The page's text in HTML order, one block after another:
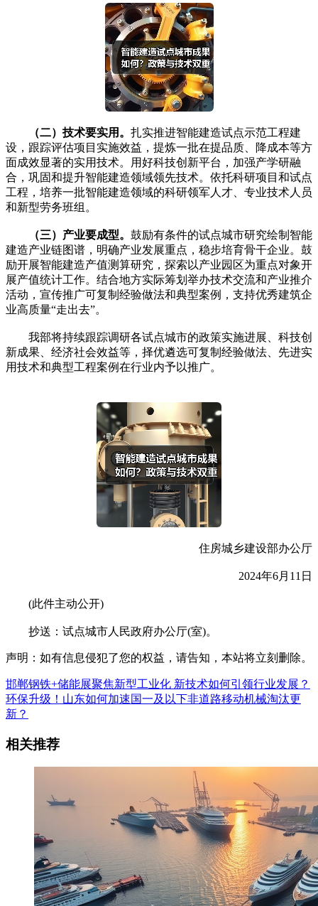
（二）技术要实用。 扎实推进智能建造试点示范工程建
设，跟踪评估项目实施效益，提炼一批在提品质、降成本等方
面成效显著的实用技术。用好科技创新平台，加强产学研融
合，巩固和提升智能建造领域领先技术。依托科研项目和试点
工程，培养一批智能建造领域的科研领军人才、专业技术人员
和新型劳务班组。
（三）产业要成型。 鼓励有条件的试点城市研究绘制智能
建造产业链图谱，明确产业发展重点，稳步培育骨干企业。鼓
励开展智能建造产值测算研究，探索以产业园区为重点对象开
展产值统计工作。结合地方实际筹划举办技术交流和产业推介
活动，宣传推广可复制经验做法和典型案例，支持优秀建筑企
业高质量“走出去”。
我部将持续跟踪调研各试点城市的政策实施进展、科技创
新成果、经济社会效益等，择优遴选可复制经验做法、先进实
用技术和典型工程案例在行业内予以推广。
住房城乡建设部办公厅
2024年6月11日
(此件主动公开)
抄送：试点城市人民政府办公厅(室)。
声明：如有信息侵犯了您的权益，请告知，本站将立刻删除。
邯郸钢铁+储能展聚焦新型工业化 新技术如何引领行业发展？
环保升级！山东如何加速国一及以下非道路移动机械淘汰更
新？
相关推荐